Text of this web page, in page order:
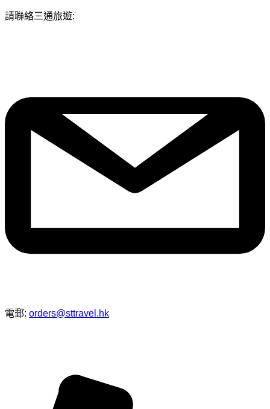
請聯絡三通旅遊:
電郵: orders@sttravel.hk